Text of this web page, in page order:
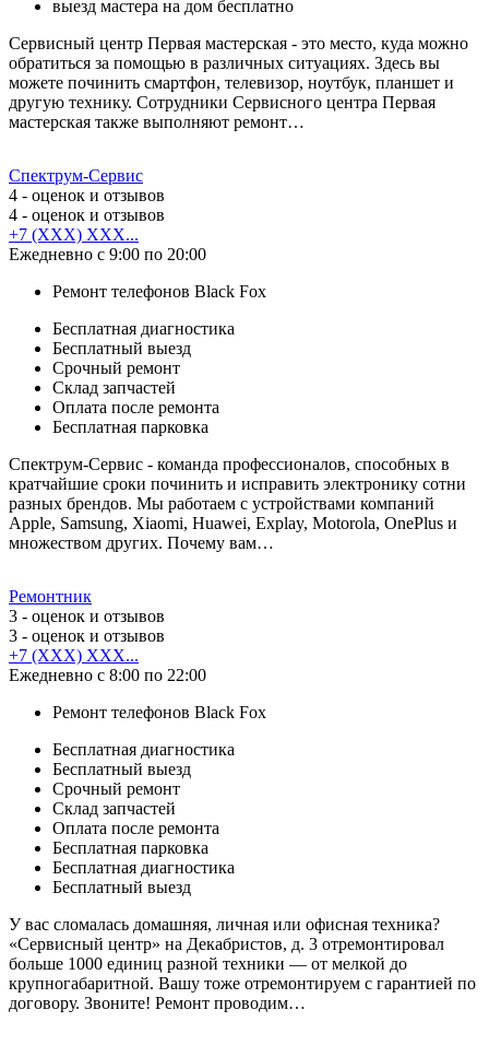
выезд мастера на дом бесплатно
Сервисный центр Первая мастерская - это место, куда можно
обратиться за помощью в различных ситуациях. Здесь вы
можете починить смартфон, телевизор, ноутбук, планшет и
другую технику. Сотрудники Сервисного центра Первая
мастерская также выполняют ремонт…
Спектрум-Сервис
4 - оценок и отзывов
4 - оценок и отзывов
+7 (XXX) XXX...
Ежедневно с 9:00 по 20:00
Ремонт телефонов Black Fox
Бесплатная диагностика
Бесплатный выезд
Срочный ремонт
Cклад запчастей
Оплата после ремонта
Бесплатная парковка
Спектрум-Сервис - команда профессионалов, способных в
кратчайшие сроки починить и исправить электронику сотни
разных брендов. Мы работаем с устройствами компаний
Apple, Samsung, Xiaomi, Huawei, Explay, Motorola, OnePlus и
множеством других. Почему вам…
Ремонтник
3 - оценок и отзывов
3 - оценок и отзывов
+7 (XXX) XXX...
Ежедневно с 8:00 по 22:00
Ремонт телефонов Black Fox
Бесплатная диагностика
Бесплатный выезд
Срочный ремонт
Cклад запчастей
Оплата после ремонта
Бесплатная парковка
Бесплатная диагностика
Бесплатный выезд
У вас сломалась домашняя, личная или офисная техника?
«Сервисный центр» на Декабристов, д. 3 отремонтировал
больше 1000 единиц разной техники — от мелкой до
крупногабаритной. Вашу тоже отремонтируем с гарантией по
договору. Звоните! Ремонт проводим…